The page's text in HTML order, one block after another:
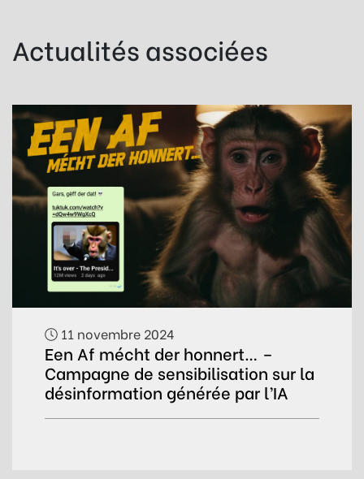
Actualités associées
11 novembre 2024
Een Af mécht der honnert… –
Campagne de sensibilisation sur la
désinformation générée par l’IA